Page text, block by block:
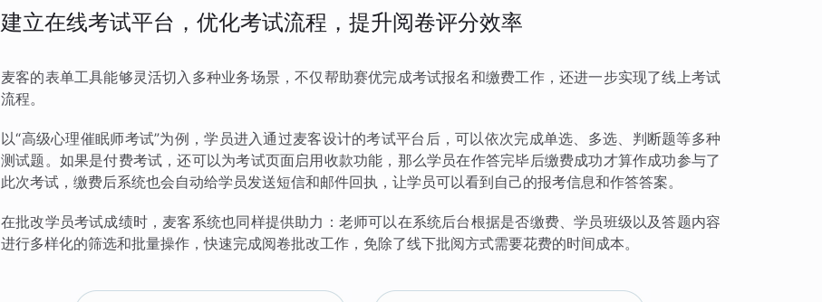
建立在线考试平台，优化考试流程，提升阅卷评分效率
麦客的表单工具能够灵活切入多种业务场景，不仅帮助赛优完成考试报名和缴费工作，还进一步实现了线上考试
流程。
以“高级心理催眠师考试”为例，学员进入通过麦客设计的考试平台后，可以依次完成单选、多选、判断题等多种
测试题。如果是付费考试，还可以为考试页面启用收款功能，那么学员在作答完毕后缴费成功才算作成功参与了
此次考试，缴费后系统也会自动给学员发送短信和邮件回执，让学员可以看到自己的报考信息和作答答案。
在批改学员考试成绩时，麦客系统也同样提供助力：老师可以在系统后台根据是否缴费、学员班级以及答题内容
进行多样化的筛选和批量操作，快速完成阅卷批改工作，免除了线下批阅方式需要花费的时间成本。